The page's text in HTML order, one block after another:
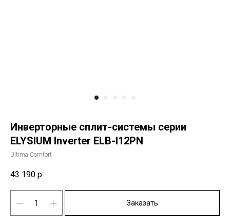
Инверторные сплит-системы серии
ELYSIUM Inverter ELB-I12PN
Ultima Comfort
43 190 р.
Заказать